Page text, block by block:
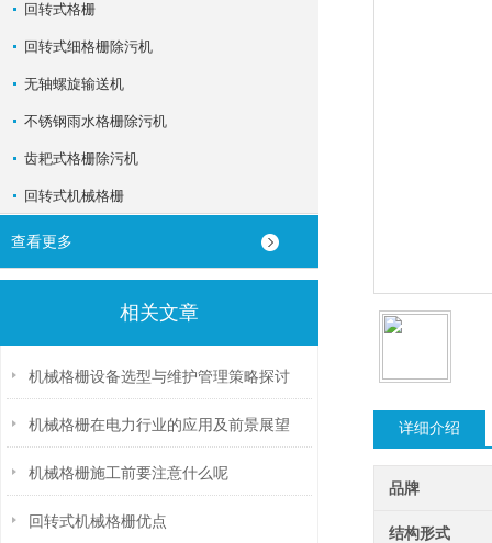
回转式格栅
回转式细格栅除污机
无轴螺旋输送机
不锈钢雨水格栅除污机
齿耙式格栅除污机
回转式机械格栅
查看更多
相关文章
机械格栅设备选型与维护管理策略探讨
机械格栅在电力行业的应用及前景展望
机械格栅施工前要注意什么呢
回转式机械格栅优点
详细介绍
品牌
结构形式